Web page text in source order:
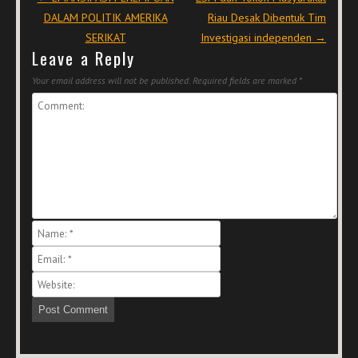
DALAM POLITIK AMERIKA
SERIKAT
Riau Desak Dibentuk Tim
Investigasi independen →
Leave a Reply
Your email address will not be published. Required fields are marked *